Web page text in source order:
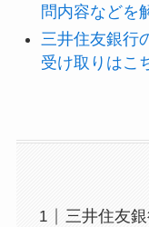
問内容などを
三井住友銀行
受け取りはこ
三井住友